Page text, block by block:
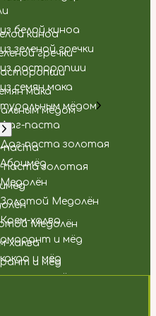
белой киноа
зеленой гречки
расторопши
семян мака
мёдом
паста
паста золотая
Медолён
халва
и мёд
и мёд
и мёд
киноа
гречки
мака
мёдом
паста
паста золотая
Медолён
халва
и мёд